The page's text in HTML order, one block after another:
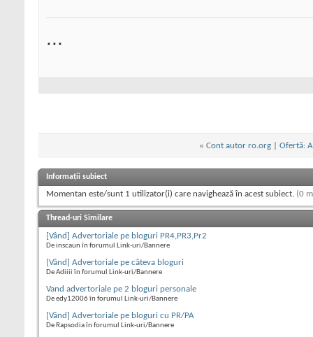
...
« Cont autor ro.org| Ofertă:
Informații subiect
Momentan este/sunt 1 utilizator(i) care navighează în acest subiect. (0
Thread-uri Similare
[Vând] Advertoriale pe bloguri PR4,PR3,Pr2
De inscaun în forumul Link-uri/Bannere
[Vând] Advertoriale pe câteva bloguri
De Adiiii în forumul Link-uri/Bannere
Vand advertoriale pe 2 bloguri personale
De edy12006 în forumul Link-uri/Bannere
[Vând] Advertoriale pe bloguri cu PR/PA
De Rapsodia în forumul Link-uri/Bannere